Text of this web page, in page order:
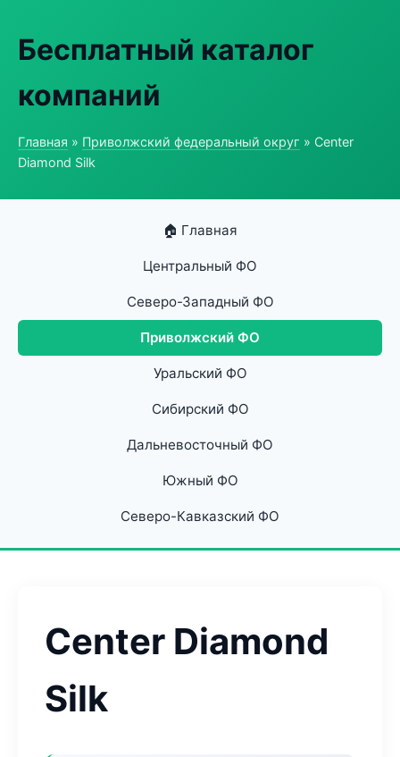
Бесплатный каталог
компаний
Главная » Приволжский федеральный округ » Center
Diamond Silk
🏠 Главная
Центральный ФО
Северо-Западный ФО
Приволжский ФО
Уральский ФО
Сибирский ФО
Дальневосточный ФО
Южный ФО
Северо-Кавказский ФО
Center Diamond
Silk